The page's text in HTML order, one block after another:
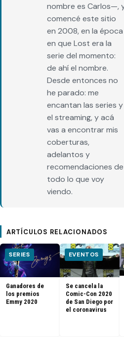
nombre es Carlos—,
comencé este sitio
en 2008, en la época
en que Lost era la
serie del momento:
de ahí el nombre.
Desde entonces no
he parado: me
encantan las series y
el streaming, y acá
vas a encontrar mis
coberturas,
adelantos y
recomendaciones de
todo lo que voy
viendo.
ARTÍCULOS RELACIONADOS
SERIES
Ganadores de
los premios
Emmy 2020
EVENTOS
Se cancela la
Comic-Con 2020
de San Diego por
el coronavirus